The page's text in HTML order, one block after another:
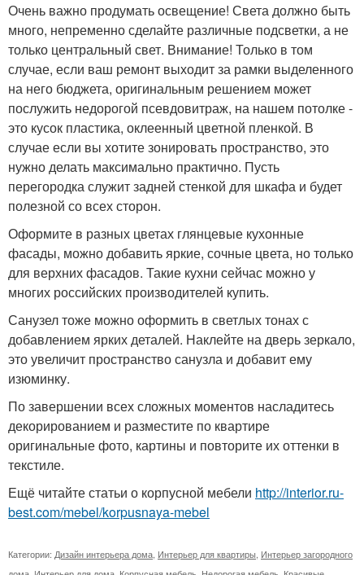
Очень важно продумать освещение! Света должно быть
много, непременно сделайте различные подсветки, а не
только центральный свет. Внимание! Только в том
случае, если ваш ремонт выходит за рамки выделенного
на него бюджета, оригинальным решением может
послужить недорогой псевдовитраж, на нашем потолке -
это кусок пластика, оклеенный цветной пленкой. В
случае если вы хотите зонировать пространство, это
нужно делать максимально практично. Пусть
перегородка служит задней стенкой для шкафа и будет
полезной со всех сторон.
Оформите в разных цветах глянцевые кухонные
фасады, можно добавить яркие, сочные цвета, но только
для верхних фасадов. Такие кухни сейчас можно у
многих российских производителей купить.
Санузел тоже можно оформить в светлых тонах с
добавлением ярких деталей. Наклейте на дверь зеркало,
это увеличит пространство санузла и добавит ему
изюминку.
По завершении всех сложных моментов насладитесь
декорированием и разместите по квартире
оригинальные фото, картины и повторите их оттенки в
текстиле.
Ещё читайте статьи о корпусной мебели http://interior.ru-
best.com/mebel/korpusnaya-mebel
Категории: Дизайн интерьера дома Интерьер для квартиры Интерьер загородного